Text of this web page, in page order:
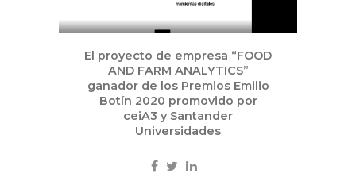
El proyecto de empresa “FOOD
AND FARM ANALYTICS”
ganador de los Premios Emilio
Botín 2020 promovido por
ceiA3 y Santander
Universidades